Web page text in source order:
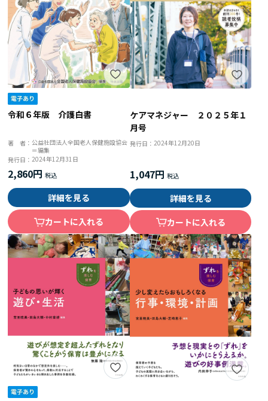
令和６年版 介護白書
著 者：公益社団法人全国老人保健施設協会
＝編集
発行日：2024年12月31日
2,860円
詳細を見る
カートに入れる
ケアマネジャー ２０２５年１
月号
発行日： 2024年12月20日
1,047円
詳細を見る
カートに入れる